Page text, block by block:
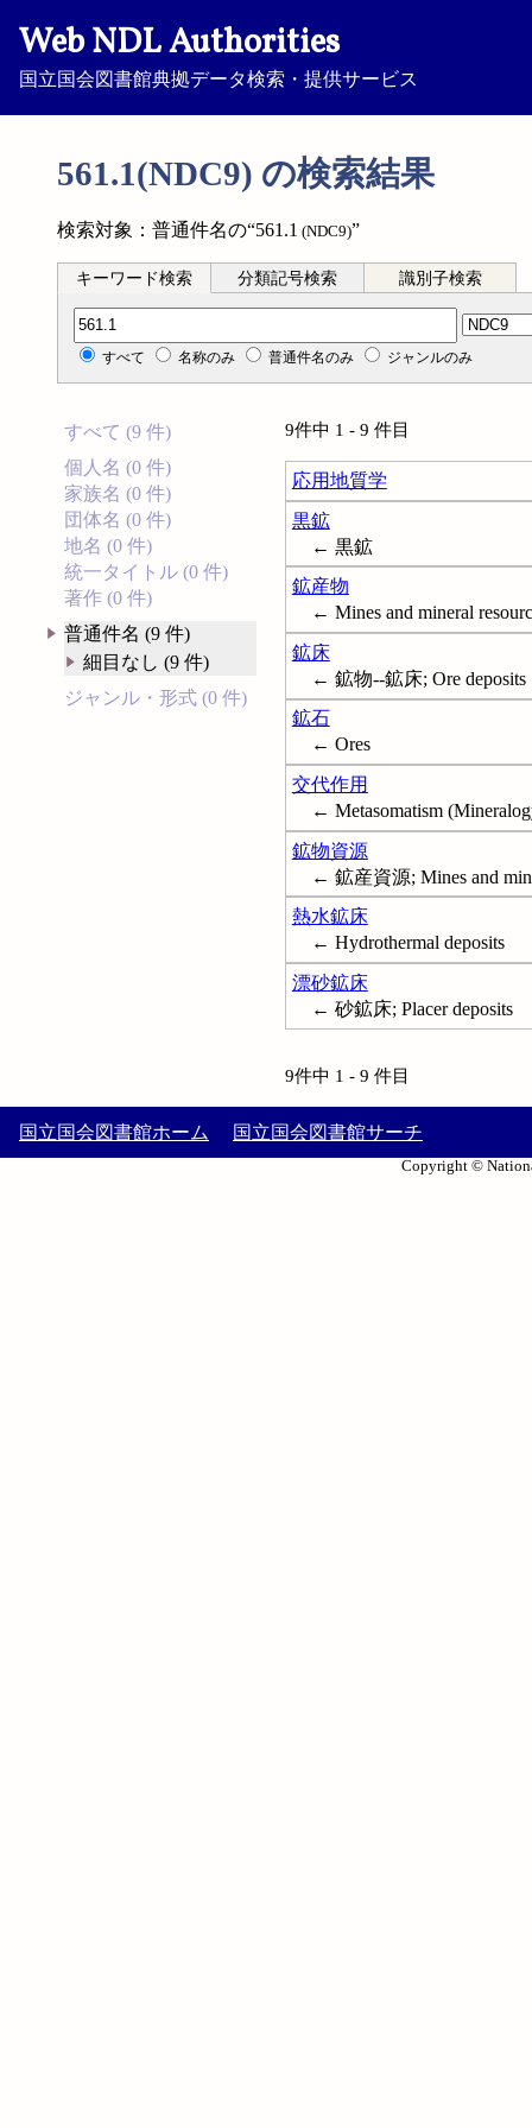
Web NDL Authorities
国立国会図書館典拠データ検索・提供サービス
561.1(NDC9) の検索結果
検索対象：普通件名の“561.1 (NDC9)”
キーワード検索 分類記号検索 識別子検索
分類記号検索
すべて 名称のみ 普通件名のみ ジャンルのみ
すべて (9 件)
個人名 (0 件)
家族名 (0 件)
団体名 (0 件)
地名 (0 件)
統一タイトル (0 件)
著作 (0 件)
普通件名 (9 件)
細目なし (9 件)
ジャンル・形式 (0 件)
9件中 1 - 9 件目
応用地質学
黒鉱
← 黒鉱
鉱産物
← Mines and mineral
鉱床
← 鉱物--鉱床; Ore deposits
鉱石
← Ores
交代作用
← Metasomatism
鉱物資源
← 鉱産資源; Mines and
熱水鉱床
← Hydrothermal deposits
漂砂鉱床
← 砂鉱床; Placer deposits
9件中 1 - 9 件目
国立国会図書館ホーム 国立国会図書館サーチ
Copyright ©